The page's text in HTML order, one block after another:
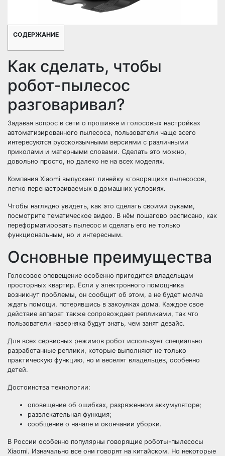
СОДЕРЖАНИЕ
Как сделать, чтобы
робот-пылесос
разговаривал?
Задавая вопрос в сети о прошивке и голосовых настройках
автоматизированного пылесоса, пользователи чаще всего
интересуются русскоязычными версиями с различными
приколами и матерными словами. Сделать это можно,
довольно просто, но далеко не на всех моделях.
Компания Xiaomi выпускает линейку «говорящих» пылесосов,
легко перенастраиваемых в домашних условиях.
Чтобы наглядно увидеть, как это сделать своими руками,
посмотрите тематическое видео. В нём пошагово расписано, как
переформатировать пылесос и сделать его не только
функциональным, но и интересным.
Основные преимущества
Голосовое оповещение особенно пригодится владельцам
просторных квартир. Если у электронного помощника
возникнут проблемы, он сообщит об этом, а не будет молча
ждать помощи, потерявшись в закоулках дома. Каждое свое
действие аппарат также сопровождает репликами, так что
пользователи наверняка будут знать, чем занят девайс.
Для всех сервисных режимов робот использует специально
разработанные реплики, которые выполняют не только
практическую функцию, но и веселят владельцев, особенно
детей.
Достоинства технологии:
оповещение об ошибках, разряженном аккумуляторе;
развлекательная функция;
сообщение о начале и окончании уборки.
В России особенно популярны говорящие роботы-пылесосы
Xiaomi. Изначально все они говорят на китайском. Но некоторые